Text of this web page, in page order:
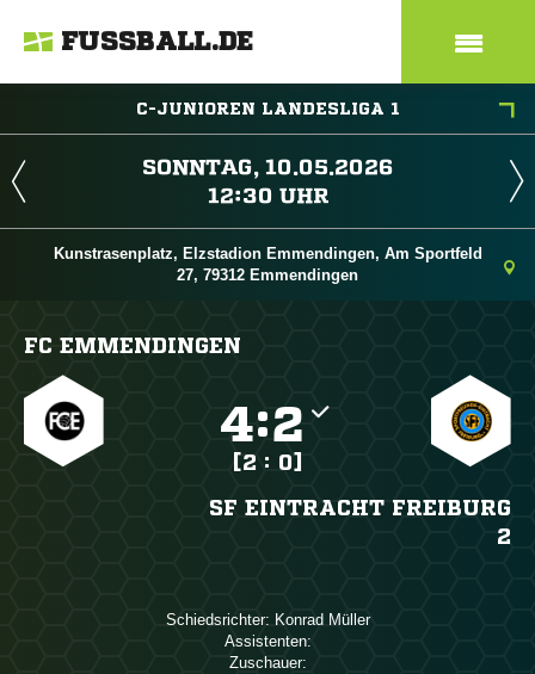
FUSSBALL.DE
C-JUNIOREN LANDESLIGA 1
 
 
Kunstrasenplatz, Elzstadion Emmendingen, Am Sportfeld
27, 79312 Emmendingen
FC EMMENDINGEN
:
[2 : 0]
SF EINTRACHT FREIBURG
2
Schiedsrichter:  
Assistenten:
Zuschauer: